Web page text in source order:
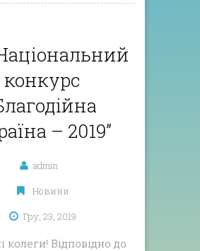
конкурс
– 2019”
admin
Новини
Гру, 23, 2019
колеги! Відповідно до